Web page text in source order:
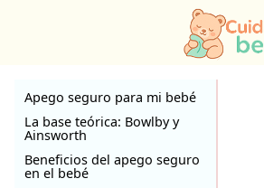
Apego seguro para mi bebé
La base teórica: Bowlby y
Ainsworth
Beneficios del apego seguro
en el bebé